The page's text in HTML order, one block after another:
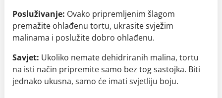
Posluživanje: Ovako pripremljenim šlagom
premažite ohlađenu tortu, ukrasite svježim
malinama i poslužite dobro ohlađenu.
Savjet: Ukoliko nemate dehidriranih malina, tortu
na isti način pripremite samo bez tog sastojka. Biti
jednako ukusna, samo će imati svjetliju boju.